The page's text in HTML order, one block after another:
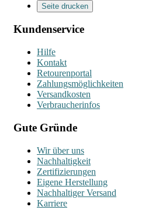
Seite drucken
Kundenservice
Hilfe
Kontakt
Retourenportal
Zahlungsmöglichkeiten
Versandkosten
Verbraucherinfos
Gute Gründe
Wir über uns
Nachhaltigkeit
Zertifizierungen
Eigene Herstellung
Nachhaltiger Versand
Karriere